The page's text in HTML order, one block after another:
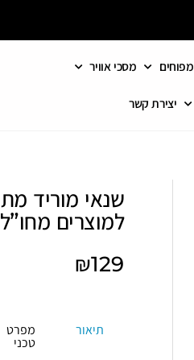
מפוחים מסכי אוויר
יצירת קשר
למוצרים מחו”ל
₪129
תיאור
מפרט
טכני